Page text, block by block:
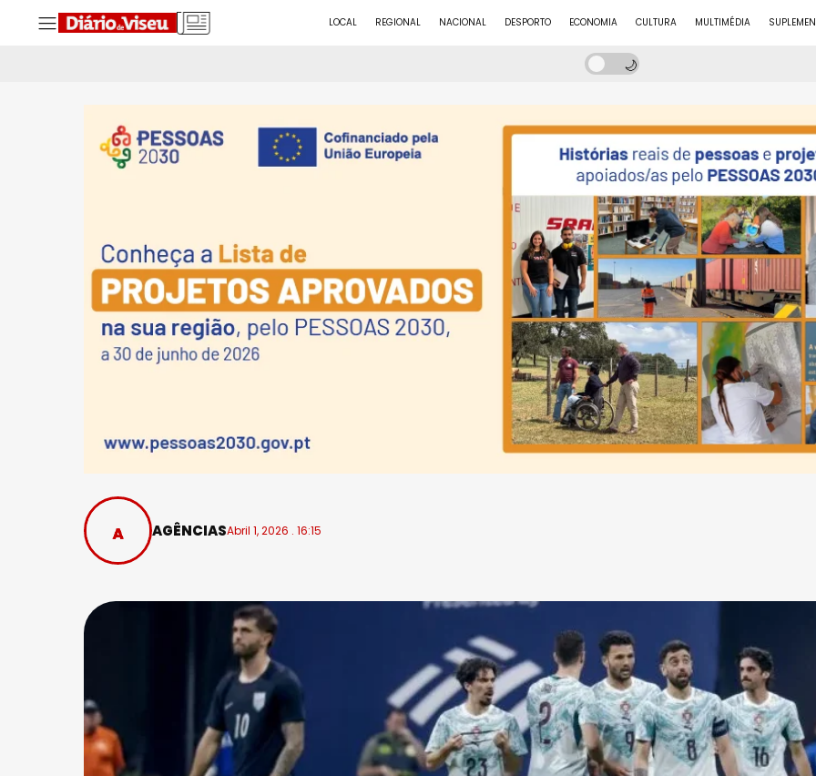
LOCAL REGIONAL NACIONAL DESPORTO ECONOMIA CULTURA MULTIMÉDIA
AGÊNCIASAbril 1, 2026 . 16:15